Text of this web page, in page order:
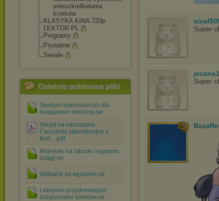
unieszkodliwiania
ścieków
KLASYKA KINA 720p
LEKTOR PL
Programy
Prywatne
Seriale
Ostatnio pobierane pliki
Studium wykonalności dla
biogazowni rolniczej.rar
Skrypt na laboratoria -
Ćwiczenia laboratoryjne z
tech....pdf
Materiały na laborki i egzamin,
ściągi.rar
Gotowce na egzamin.rar
Leksykon przydomowych
oczyszczalni ścieków.rar
Super
Super